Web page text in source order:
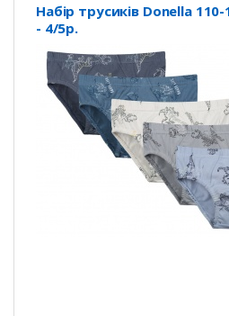
Набір трусиків Donella
- 4/5р.